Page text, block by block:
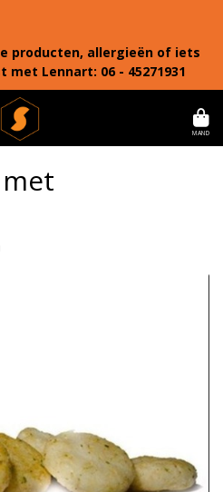
producten, allergieën of iets
Lennart: 06 - 45271931
MAND